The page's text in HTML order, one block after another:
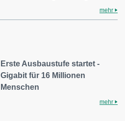
mehr
Erste Ausbaustufe startet -
Gigabit für 16 Millionen
Menschen
mehr